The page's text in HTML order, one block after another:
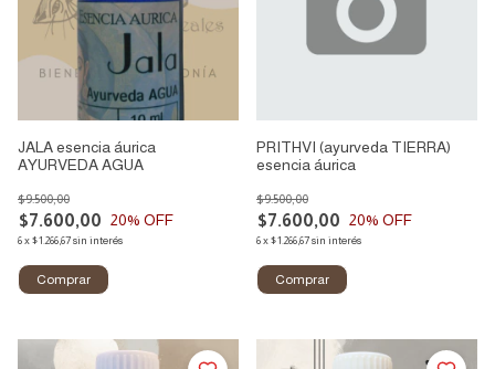
JALA esencia áurica
AYURVEDA AGUA
$7.600,00
$9.500,00
20% OFF
6x$1.266,67sin interés
PRITHVI (ayurveda TIERRA)
esencia áurica
$7.600,00
$9.500,00
20% OFF
6x$1.266,67sin interés